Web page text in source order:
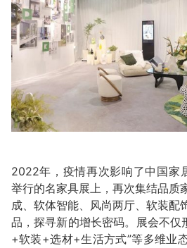
2022年，疫情再次影响了中国家
举行的名家具展上，再次集结品质
成、软体智能、风尚两厅、软装配
品，探寻新的增长密码。展会不仅
+软装+选材+生活方式”等多维业